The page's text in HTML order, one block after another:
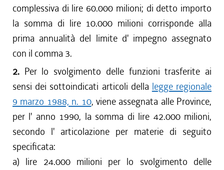
complessiva di lire 60.000 milioni; di detto importo
la somma di lire 10.000 milioni corrisponde alla
prima annualità del limite d' impegno assegnato
con il comma 3.
2. Per lo svolgimento delle funzioni trasferite ai
sensi dei sottoindicati articoli della legge regionale
9 marzo 1988, n. 10, viene assegnata alle Province,
per l' anno 1990, la somma di lire 42.000 milioni,
secondo l' articolazione per materie di seguito
specificata:
a) lire 24.000 milioni per lo svolgimento delle